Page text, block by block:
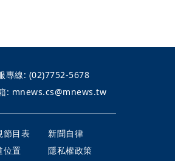
專線: (02)7752-5678
: mnews.cs@mnews.tw
節目表
新聞自律
位置
隱私權政策